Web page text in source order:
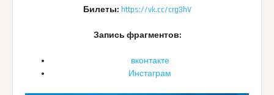
Билеты: https://vk.cc/crg3hV
Запись фрагментов:
вконтакте
Инстаграм